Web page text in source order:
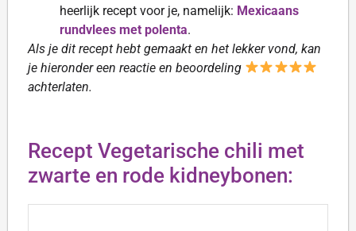
heerlijk recept voor je, namelijk: Mexicaans
rundvlees met polenta.
Als je dit recept hebt gemaakt en het lekker vond, kan
je hieronder een reactie en beoordeling
achterlaten.
Recept Vegetarische chili met
zwarte en rode kidneybonen: